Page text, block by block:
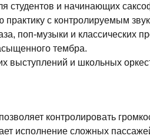
студентов и начинающих
с контролируемым
поп-музыки и классических
тембра.
выступлений и школьных
контролировать
исполнение сложных